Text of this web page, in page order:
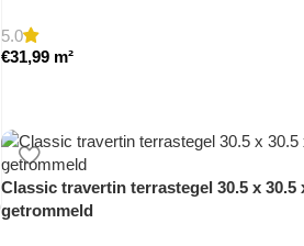
5.0
€31,99 m²
Classic travertin terrastegel 30.5 x 30.5
getrommeld